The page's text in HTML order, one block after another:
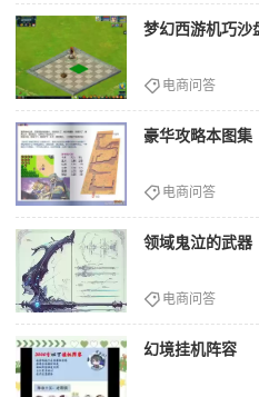
梦幻西游机巧沙
电商问答
豪华攻略本图集
电商问答
领域鬼泣的武器
电商问答
幻境挂机阵容